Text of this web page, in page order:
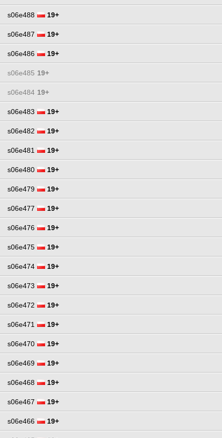
s06e488 19+
s06e487 19+
s06e486 19+
s06e485 19+
s06e484 19+
s06e483 19+
s06e482 19+
s06e481 19+
s06e480 19+
s06e479 19+
s06e477 19+
s06e476 19+
s06e475 19+
s06e474 19+
s06e473 19+
s06e472 19+
s06e471 19+
s06e470 19+
s06e469 19+
s06e468 19+
s06e467 19+
s06e466 19+